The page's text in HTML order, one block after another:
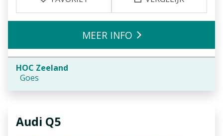
HOC Zeeland
Goes
MEER INFO
Audi Q5